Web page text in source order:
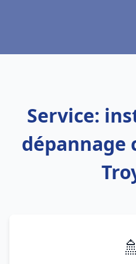
Service:
dépannage
🚿